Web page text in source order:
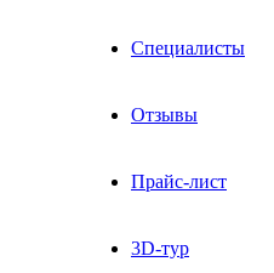
Специалисты
Отзывы
Прайс-лист
3D-тур